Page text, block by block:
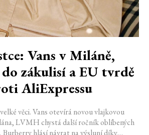
Vans v Miláně,
zákulisí a EU tvrdě
AliExpressu
věci. Vans otevírá novou vlajkovou
LVMH chystá další ročník oblíbených
Burberry hlásí návrat na výsluní díky